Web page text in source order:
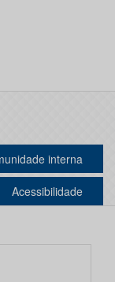
interna
Acessibilidade